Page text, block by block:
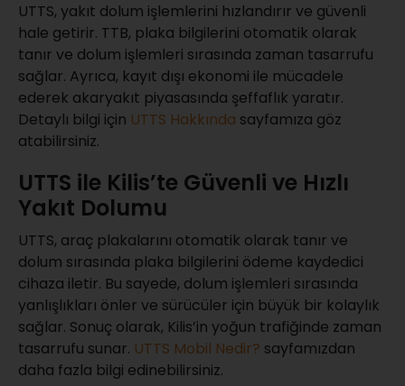
UTTS, yakıt dolum işlemlerini hızlandırır ve güvenli
hale getirir. TTB, plaka bilgilerini otomatik olarak
tanır ve dolum işlemleri sırasında zaman tasarrufu
sağlar. Ayrıca, kayıt dışı ekonomi ile mücadele
ederek akaryakıt piyasasında şeffaflık yaratır.
Detaylı bilgi için UTTS Hakkında sayfamıza göz
atabilirsiniz.
UTTS ile Kilis’te Güvenli ve Hızlı
Yakıt Dolumu
UTTS, araç plakalarını otomatik olarak tanır ve
dolum sırasında plaka bilgilerini ödeme kaydedici
cihaza iletir. Bu sayede, dolum işlemleri sırasında
yanlışlıkları önler ve sürücüler için büyük bir kolaylık
sağlar. Sonuç olarak, Kilis’in yoğun trafiğinde zaman
tasarrufu sunar. UTTS Mobil Nedir? sayfamızdan
daha fazla bilgi edinebilirsiniz.